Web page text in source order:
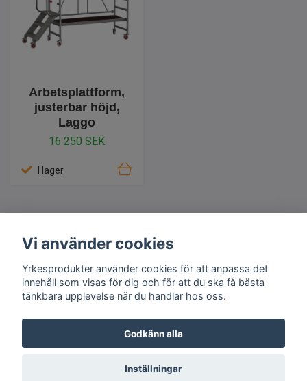
Arbetsplattform,
justerbar höjd,
Laggo
16 250 SEK
I lager
Information
© 2026 Yrkesprodukter
Vi använder cookies
Yrkesprodukter använder cookies för att anpassa det
innehåll som visas för dig och för att du ska få bästa
tänkbara upplevelse när du handlar hos oss.
Godkänn alla
Inställningar